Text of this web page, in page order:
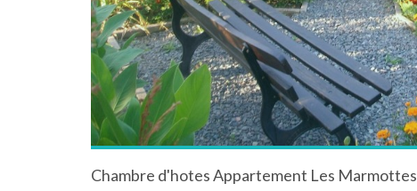
Chambre d'hotes Appartement Les Marmottes